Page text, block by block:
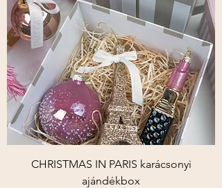
CHRISTMAS IN PARIS karácsonyi
ajándékbox